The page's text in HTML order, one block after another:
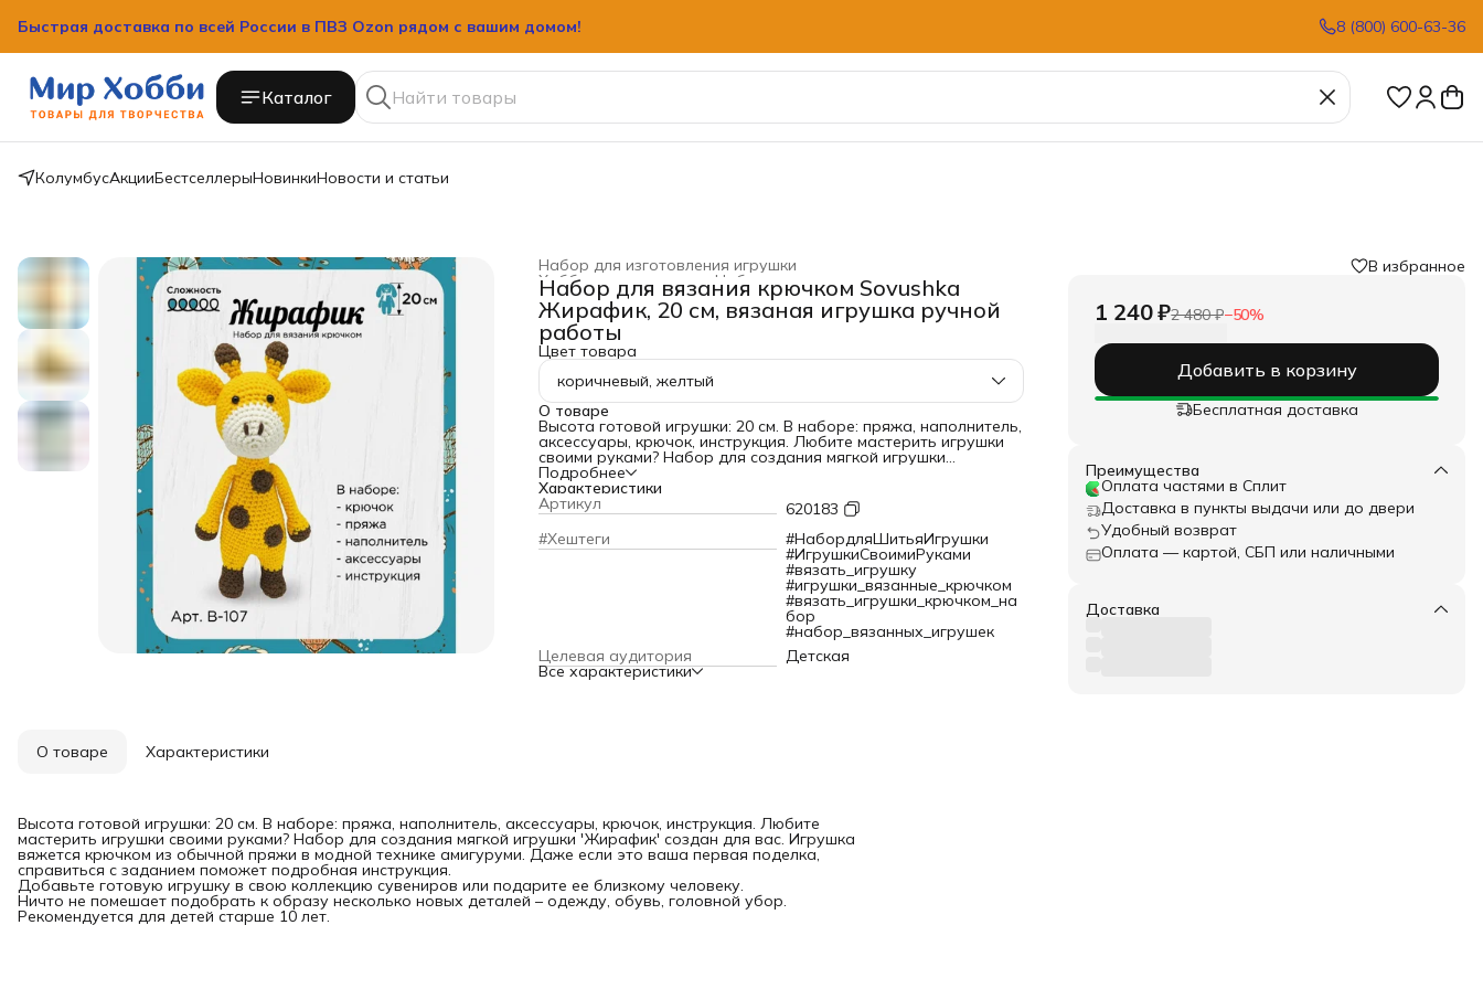
Быстрая доставка по всей России в ПВЗ Ozon рядом с вашим домом!
Быстрая доставка по всей России в ПВЗ Ozon рядом с вашим домом!
8 (800) 600-63-36
Каталог
КолумбусАкцииБестселлерыНовинкиНовости и статьи
Набор для изготовления игрушки
Набор для рукоделия, творчества
Хобби и творчество ›
Главная ›
Набор для вязания крючком Sovushka
Жирафик, 20 см, вязаная игрушка ручной
работы
Цвет товара
коричневый, желтый
О товаре
Высота готовой игрушки: 20 см. В наборе: пряжа, наполнитель,
аксессуары, крючок, инструкция. Любите мастерить игрушки
своими руками? Набор для создания мягкой игрушки
'Жирафик' создан для вас. Игрушка вяжется крючком из
обычной пряжи в модной технике амигуруми. Даже если это
ваша первая поделка, справиться с заданием поможет
подробная инструкция.
Добавьте готовую игрушку в свою коллекцию сувениров или
подарите ее близкому человеку.
Ничто не помешает подобрать к образу несколько новых
деталей – одежду, обувь, головной убор.
Рекомендуется для детей старше 10 лет.
Подробнее
Характеристики
Артикул
620183
#Хештеги
#НабордляШитьяИгрушки
#ИгрушкиСвоимиРуками
#вязать_игрушку
#игрушки_вязанные_крючком
#вязать_игрушки_крючком_на
бор
#набор_вязанных_игрушек
Целевая аудитория
Детская
Все характеристики
В избранное
1 240 ₽2 480 ₽−50%
Добавить в корзину
Бесплатная доставка
Преимущества
Оплата частями в Сплит
Доставка в пункты выдачи или до двери
Удобный возврат
Оплата — картой, СБП или наличными
Доставка
О товаре Характеристики
Высота готовой игрушки: 20 см. В наборе: пряжа, наполнитель, аксессуары, крючок, инструкция. Любите
мастерить игрушки своими руками? Набор для создания мягкой игрушки 'Жирафик' создан для вас. Игрушка
вяжется крючком из обычной пряжи в модной технике амигуруми. Даже если это ваша первая поделка,
справиться с заданием поможет подробная инструкция.
Добавьте готовую игрушку в свою коллекцию сувениров или подарите ее близкому человеку.
Ничто не помешает подобрать к образу несколько новых деталей – одежду, обувь, головной убор.
Рекомендуется для детей старше 10 лет.